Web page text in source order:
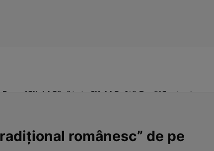
Click! Sănătate Click! Poftă Bună!Contact
românesc” de pe